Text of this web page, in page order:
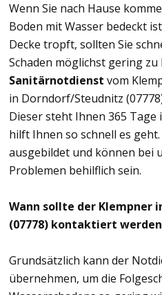
Wenn Sie nach Hause
Boden mit Wasser bedeckt
Decke tropft, sollten Sie
Schaden möglichst gering
Sanitärnotdienst vom
in Dorndorf/Steudnitz
Dieser steht Ihnen 365
hilft Ihnen so schnell es
ausgebildet und können bei
Problemen behilflich sein.
Wann sollte der Klempner
(07778) kontaktiert
Grundsätzlich kann der
übernehmen, um die